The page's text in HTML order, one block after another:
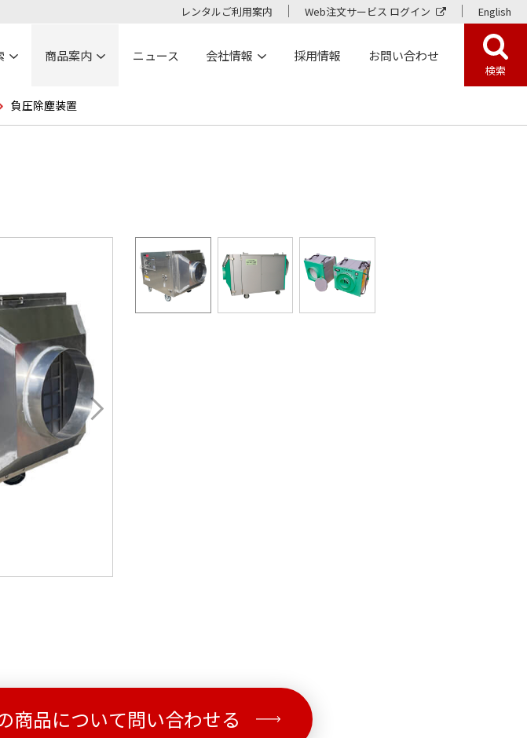
レンタルご利用案内 Web注文サービス ログイン English
商品案内 ニュース 会社情報 採用情報 お問い合わせ
検索
負圧除塵装置
商品について問い合わせる